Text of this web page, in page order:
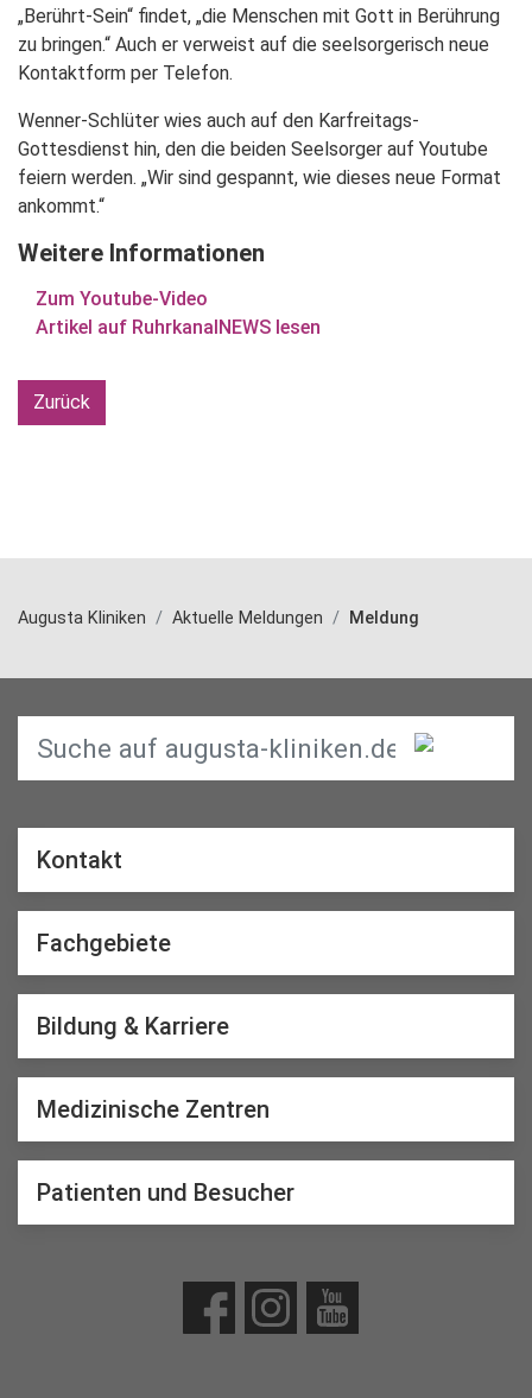
„Berührt-Sein“ findet, „die Menschen mit Gott in Berührung
zu bringen.“ Auch er verweist auf die seelsorgerisch neue
Kontaktform per Telefon.
Wenner-Schlüter wies auch auf den Karfreitags-
Gottesdienst hin, den die beiden Seelsorger auf Youtube
feiern werden. „Wir sind gespannt, wie dieses neue Format
ankommt.“
Weitere Informationen
Zum Youtube-Video
Artikel auf RuhrkanalNEWS lesen
Zurück
Augusta Kliniken Aktuelle Meldungen Meldung
Kontakt
Fachgebiete
Bildung & Karriere
Medizinische Zentren
Patienten und Besucher